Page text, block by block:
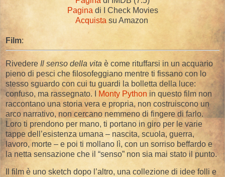
Pagina di I Check Movies
Acquista su Amazon
Film:
Rivedere Il senso della vita è come rituffarsi in un acquario
pieno di pesci che filosofeggiano mentre ti fissano con lo
stesso sguardo con cui tu guardi la bolletta della luce:
confuso, ma rassegnato. I
Monty Python in questo film non
raccontano una storia vera e propria, non costruiscono un
arco narrativo, non cercano nemmeno di fingere di farlo.
Loro ti prendono per mano, ti portano in giro per le varie
tappe dell’esistenza umana – nascita, scuola, guerra,
lavoro, morte – e poi ti mollano lì, con un sorriso beffardo e
la netta sensazione che il “senso” non sia mai stato il punto.
Il film è uno sketch dopo l’altro, una collezione di idee folli e